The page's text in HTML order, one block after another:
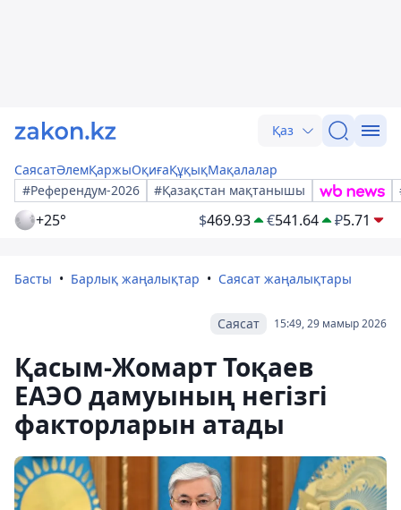
Қаз
СаясатӘлемҚаржыОқиғаҚұқықМақалалар
#Референдум-2026
#Қазақстан мақтанышы
+25° $469.93 €541.64 ₽5.71
Басты Барлық жаңалықтар Саясат жаңалықтары
15:49, 29 мамыр 2026
Саясат
Қасым-Жомарт Тоқаев
ЕАЭО дамуының негізгі
факторларын атады